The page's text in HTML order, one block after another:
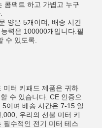
콤팩트 하고 가볍고 누구
양은 5개이며, 배송 시간
력은 100000개입니다.필
수 있도록.
미터 키패드 제품은 귀하
수 있습니다. CE 인증으
이며 배송 시간은 7-15 일
우리의 선불 미터 키
필수적인 전기 미터 테스